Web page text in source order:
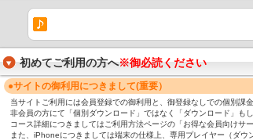
初めてご利用の方へ※御必読ください
●サイトの御利用につきまして(重要）
当サイトご利用には会員登録での御利用と、御登録なしでの個別課
非会員の方にて「個別ダウンロード」ではなく「ダウンロード」も
コース詳細につきましてはご利用方法ページの「お得な会員向けサ
また、iPhoneにつきましては端末の仕様上、専用プレイヤー（ダ